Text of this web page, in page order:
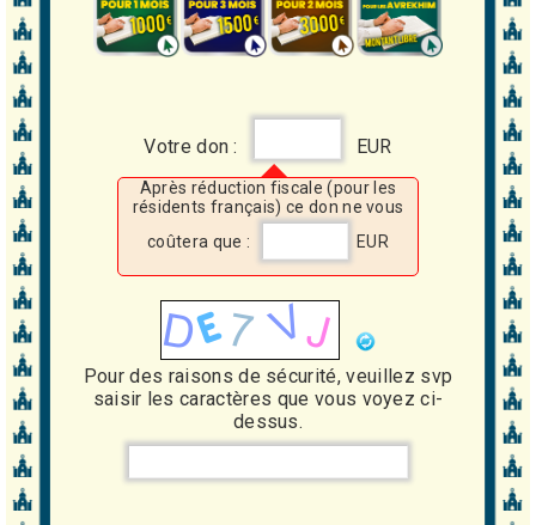
Votre don : EUR
Après réduction fiscale (pour les
résidents français) ce don ne vous
coûtera que :
EUR
Pour des raisons de sécurité, veuillez svp
saisir les caractères que vous voyez ci-
dessus.